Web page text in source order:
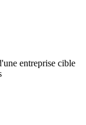
entreprise cible